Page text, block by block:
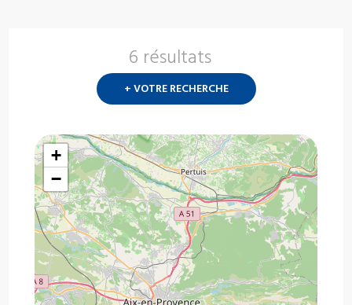
6 résultats
+ VOTRE RECHERCHE
+
−